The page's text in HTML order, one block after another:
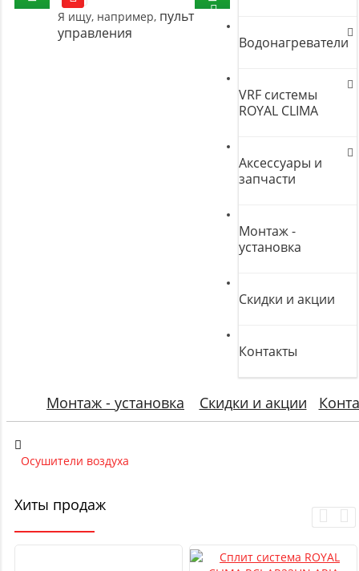
Я ищу, например, пульт
управления
Водонагреватели
VRF системы
ROYAL CLIMA
Аксессуары и
запчасти
Монтаж -
установка
Скидки и акции
Контакты
Монтаж - установка Скидки и акции
Осушители воздуха
Хиты продаж